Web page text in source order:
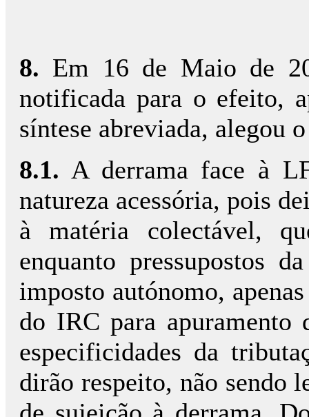
8. Em 16 de Maio de
notificada para o efeito,
síntese abreviada, alegou
8.1. A derrama face à
natureza acessória, pois
à matéria colectável,
enquanto pressupostos
imposto autónomo,
do IRC para
especificidades da
dirão respeito, não sendo